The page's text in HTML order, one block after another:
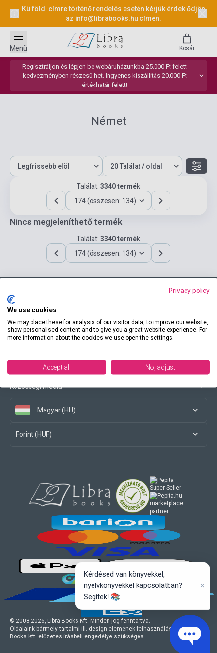
Külföldi címre történő rendelés esetén kérjük érdeklődjön
az info@librabooks.hu címen.
Regisztráljon és lépjen be webáruházunkba 25.000 Ft felett
kedvezményben részesülhet. Ingyenes kiszállítás 20.000 Ft
értékhatár felett!
Menü Kosár
Német
Találat: 3340 termék
174 (összesen: 134)
Nincs megjeleníthető termék
Találat: 3340 termék
174 (összesen: 134)
Elérhetőségeink
Közösségi média
Magyar (HU)
Forint (HUF)
© 2008-2026, Libra Books Kft. Minden jog fenntartva.
Oldalaink bármely tartalmi ill. design elemének felhasználásához a Libra
Books Kft. előzetes írásbeli engedélye szükséges.
marketplace
partner
Privacy policy
We use cookies
We may place these for analysis of our visitor data, to improve our website,
show personalised content and to give you a great website experience. For
more information about the cookies we use open the settings.
Accept all No, adjust
Kérdésed van könyvekkel,
nyelvkönyvekkel kapcsolatban?
Segítek! 📚
×